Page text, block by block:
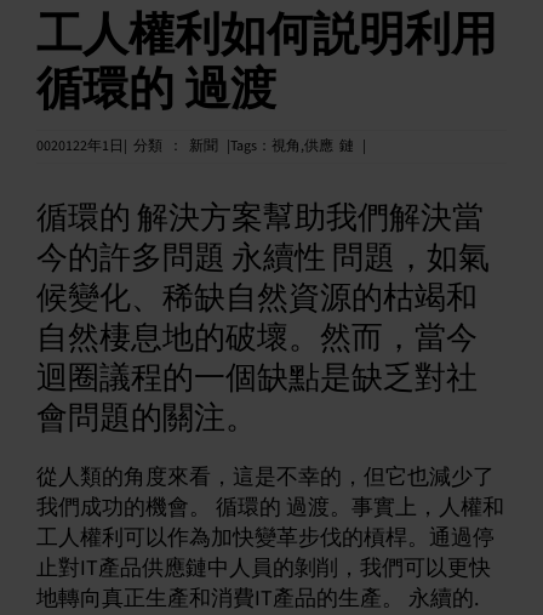
我的帳戶
搜索
中文 (繁體)
工人權利如何説明利用
循環的 過渡
0020122年1日| 分類 ： 新聞 |Tags ： 視角,供應 鏈 |
循環的 解決方案幫助我們解決當
今的許多問題 永續性 問題，如氣
候變化、稀缺自然資源的枯竭和
自然棲息地的破壞。然而，當今
迴圈議程的一個缺點是缺乏對社
會問題的關注。
從人類的角度來看，這是不幸的，但它也減少了
我們成功的機會。 循環的 過渡。事實上，人權和
工人權利可以作為加快變革步伐的槓桿。通過停
止對IT產品供應鏈中人員的剝削，我們可以更快
地轉向真正生產和消費IT產品的生產。 永續的.